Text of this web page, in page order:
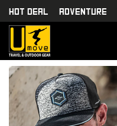
HOT DEAL Adventure